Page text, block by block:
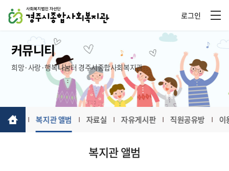
로그인
커뮤니티
희망·사랑·행복나눔터 경주시종합사회복지관
일정 복지관 앨범 자료실 자유게시판 직원공유방 이
복지관 앨범